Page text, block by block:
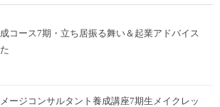
成コース7期・立ち居振る舞い＆起業アドバイス
ージコンサルタント養成講座7期生メイクレッ